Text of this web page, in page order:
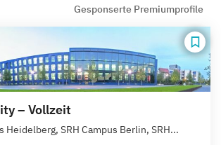
Gesponserte Premiumprofile
– Vollzeit
Heidelberg, SRH Campus Berlin, SRH...